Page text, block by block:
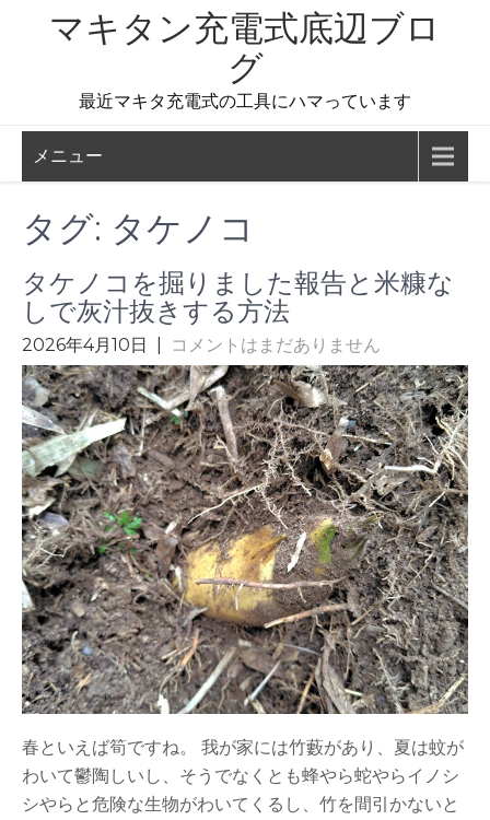
マキタン充電式底辺ブロ
グ
最近マキタ充電式の工具にハマっています
メニュー
タグ: タケノコ
タケノコを掘りました報告と米糠な
しで灰汁抜きする方法
2026年4月10日 コメントはまだありません
春といえば筍ですね。 我が家には竹藪があり、夏は蚊が
わいて鬱陶しいし、そうでなくとも蜂やら蛇やらイノシ
シやらと危険な生物がわいてくるし、竹を間引かないと